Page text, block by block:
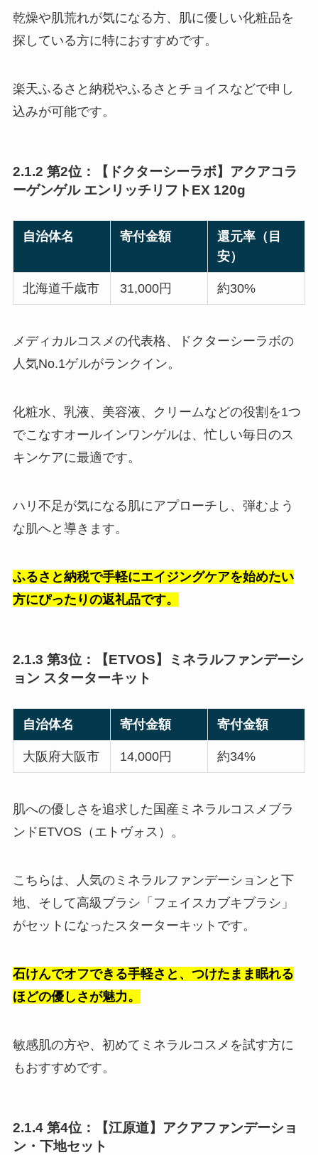
乾燥や肌荒れが気になる方、肌に優しい化粧品を
探している方に特におすすめです。
楽天ふるさと納税やふるさとチョイスなどで申し
込みが可能です。
2.1.2 第2位：【ドクターシーラボ】アクアコラ
ーゲンゲル エンリッチリフトEX 120g
自治体名 寄付金額
還元率（目
安）
北海道千歳市 31,000円 約30%
メディカルコスメの代表格、ドクターシーラボの
人気No.1ゲルがランクイン。
化粧水、乳液、美容液、クリームなどの役割を1つ
でこなすオールインワンゲルは、忙しい毎日のス
キンケアに最適です。
ハリ不足が気になる肌にアプローチし、弾むよう
な肌へと導きます。
ふるさと納税で手軽にエイジングケアを始めたい
方にぴったりの返礼品です。
2.1.3 第3位：【ETVOS】ミネラルファンデーシ
ョン スターターキット
自治体名 寄付金額 寄付金額
大阪府大阪市 14,000円 約34%
肌への優しさを追求した国産ミネラルコスメブラ
ンドETVOS（エトヴォス）。
こちらは、人気のミネラルファンデーションと下
地、そして高級ブラシ「フェイスカブキブラシ」
がセットになったスターターキットです。
石けんでオフできる手軽さと、つけたまま眠れる
ほどの優しさが魅力。
敏感肌の方や、初めてミネラルコスメを試す方に
もおすすめです。
2.1.4 第4位：【江原道】アクアファンデーショ
ン・下地セット